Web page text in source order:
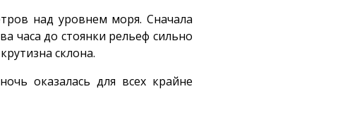
над уровнем моря. Сначала
часа до стоянки рельеф сильно
склона.
оказалась для всех крайне